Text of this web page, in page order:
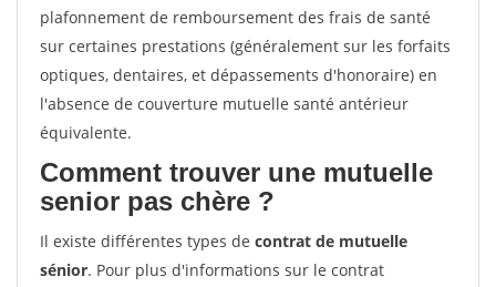
plafonnement de remboursement des frais de santé
sur certaines prestations (généralement sur les forfaits
optiques, dentaires, et dépassements d'honoraire) en
l'absence de couverture mutuelle santé antérieur
équivalente.
Comment trouver une mutuelle
senior pas chère ?
Il existe différentes types de contrat de mutuelle
sénior. Pour plus d'informations sur le contrat